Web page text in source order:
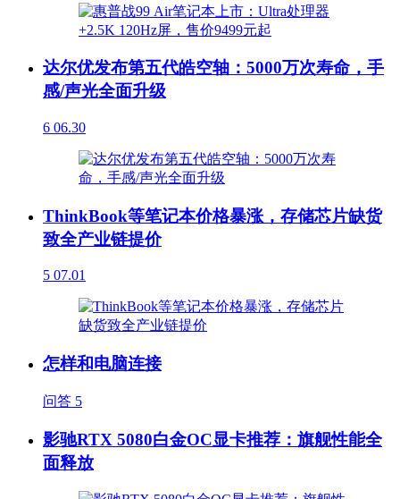
达尔优发布第五代皓空轴：5000万次寿命，手
感/声光全面升级
6 06.30
ThinkBook等笔记本价格暴涨，存储芯片缺货
致全产业链提价
5 07.01
怎样和电脑连接
问答 5
影驰RTX 5080白金OC显卡推荐：旗舰性能全
面释放